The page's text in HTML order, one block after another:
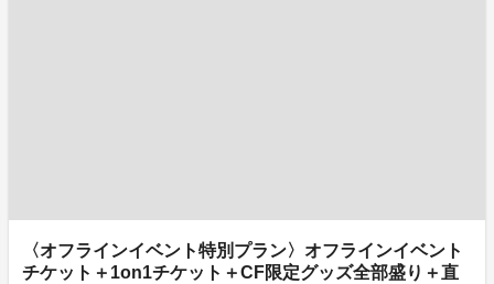
〈オフラインイベント特別プラン〉オフラインイベント
チケット＋1on1チケット＋CF限定グッズ全部盛り＋直